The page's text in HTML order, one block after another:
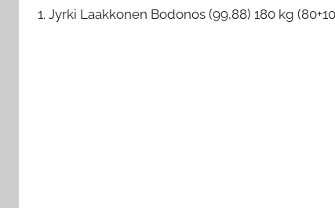
1. Jyrki Laakkonen Bodonos (99,88) 180 kg